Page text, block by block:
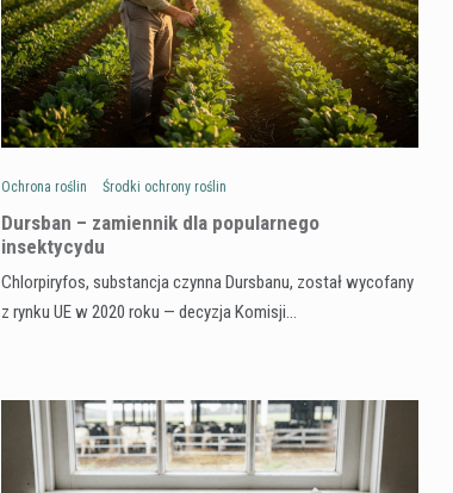
Ochrona roślin Środki ochrony roślin
Dursban – zamiennik dla popularnego
insektycydu
Chlorpiryfos, substancja czynna Dursbanu, został wycofany
z rynku UE w 2020 roku — decyzja Komisji…